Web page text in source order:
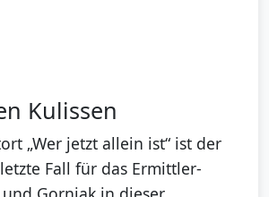
Kulissen
„Wer jetzt allein ist“ ist der
Fall für das Ermittler-